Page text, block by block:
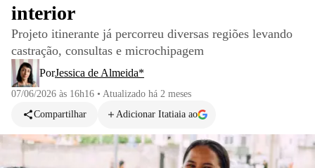
interior
Projeto itinerante já percorreu diversas regiões levando
castração, consultas e microchipagem
PorJessica de Almeida*
07/06/2026 às 16h16 • Atualizado há 2 meses
Compartilhar
Adicionar Itatiaia ao